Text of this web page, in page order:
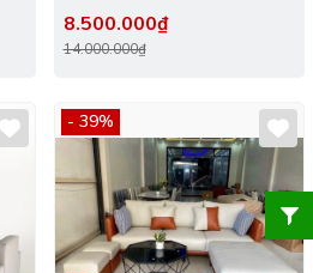
8.500.000₫
14.000.000₫
- 39%